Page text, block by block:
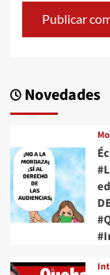
Novedades